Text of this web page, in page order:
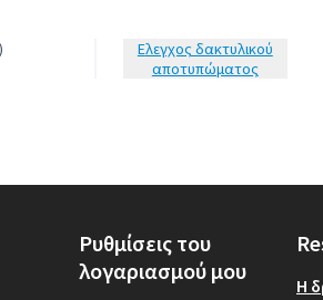
Έλεγχος δακτυλικού
αποτυπώματος
Ρυθμίσεις του
λογαριασμού μου
Η